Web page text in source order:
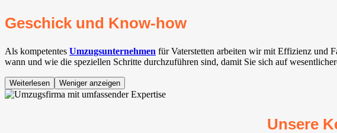
Geschick und Know-how
Als kompetentes Umzugsunternehmen für Vaterstetten⁠ arbeiten wir mit Effizienz und
wann und wie die speziellen Schritte durchzuführen sind, damit Sie sich auf
Weiterlesen Weniger anzeigen
Unsere